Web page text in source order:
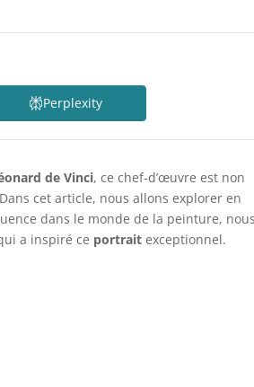
Perplexity
de Vinci, ce chef-d’œuvre est non
cet article, nous allons explorer en
dans le monde de la peinture,
a inspiré ce portrait exceptionnel.